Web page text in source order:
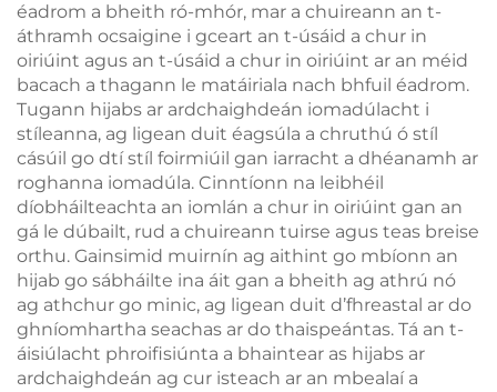
éadrom a bheith ró-mhór, mar a chuireann an t-
áthramh ocsaigine i gceart an t-úsáid a chur in
oiriúint agus an t-úsáid a chur in oiriúint ar an méid
bacach a thagann le matáiriala nach bhfuil éadrom.
Tugann hijabs ar ardchaighdeán iomadúlacht i
stíleanna, ag ligean duit éagsúla a chruthú ó stíl
cásúil go dtí stíl foirmiúil gan iarracht a dhéanamh ar
roghanna iomadúla. Cinntíonn na leibhéil
díobháilteachta an iomlán a chur in oiriúint gan an
gá le dúbailt, rud a chuireann tuirse agus teas breise
orthu. Gainsimid muirnín ag aithint go mbíonn an
hijab go sábháilte ina áit gan a bheith ag athrú nó
ag athchur go minic, ag ligean duit d’fhreastal ar do
ghníomhartha seachas ar do thaispeántas. Tá an t-
áisiúlacht phroifisiúnta a bhaintear as hijabs ar
ardchaighdeán ag cur isteach ar an mbealaí a